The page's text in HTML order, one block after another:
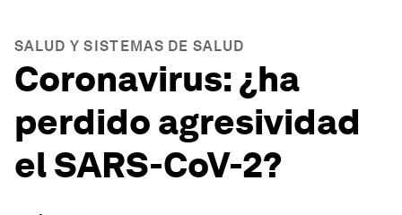
SALUD Y SISTEMAS DE SALUD
Coronavirus: ¿ha
perdido agresividad
el SARS-CoV-2?